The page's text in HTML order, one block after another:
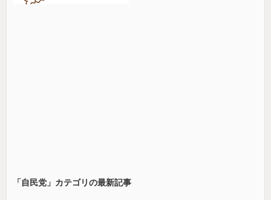
「自民党」カテゴリの最新記事